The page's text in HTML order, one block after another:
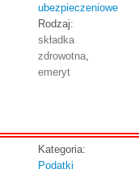
ubezpieczeniowe
Rodzaj:
składka
zdrowotna,
emeryt
Kategoria:
Podatki